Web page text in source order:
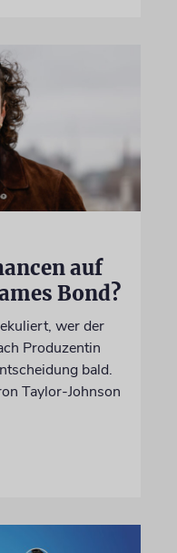
auf
Bond?
wer der
Produzentin
bald.
Taylor-Johnson